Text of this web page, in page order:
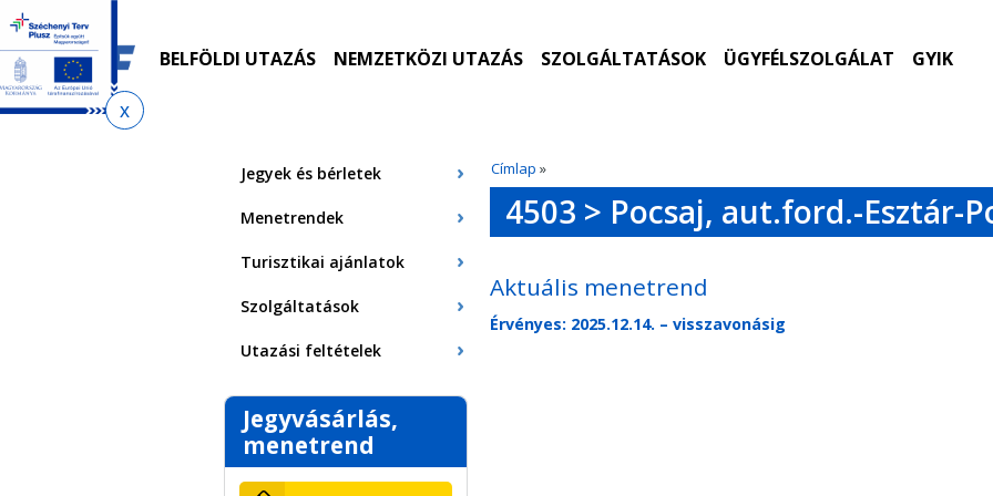
Ugrás
menetrendkeresőhöz
Ugrás
az
almenühöz
Ugrás
tartalomra
Ugrás
az
oldaltérképre
BELFÖLDI UTAZÁS NEMZETKÖZI UTAZÁS SZOLGÁLTATÁSOK ÜGYFÉLSZOLGÁLAT GYIK
Címlap »
Jegyek és bérletek
Menetrendek
Turisztikai ajánlatok
Szolgáltatások
Utazási feltételek
Jegyvásárlás,
menetrend
4503 > Pocsaj, aut.ford.-Esztár-
Aktuális menetrend
Érvényes: 2025.12.14. – visszavonásig